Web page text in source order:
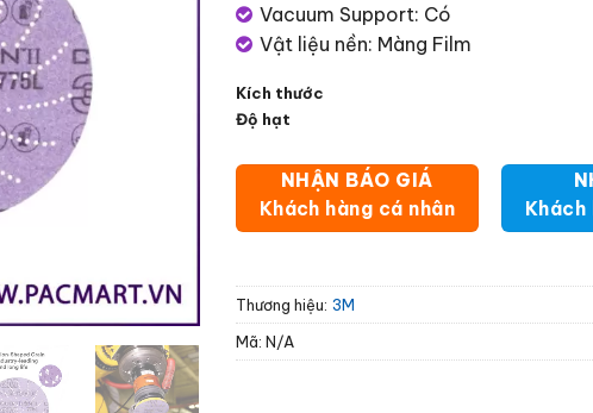
Vacuum Support: Có
Vật liệu nền: Màng Film
Kích thước
Độ hạt
NHẬN BÁO GIÁ
Khách hàng cá nhân
Khách
Thương hiệu: 3M
Mã: N/A